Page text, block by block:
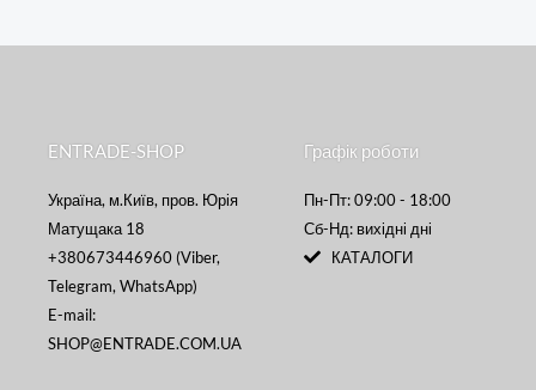
ENTRADE-SHOP
Україна, м.Київ, пров. Юрія
Матущака 18
+380673446960 (Viber,
Telegram, WhatsApp)
E-mail:
SHOP@ENTRADE.COM.UA
Графік роботи
Пн-Пт: 09:00 - 18:00
Сб-Нд: вихідні дні
КАТАЛОГИ